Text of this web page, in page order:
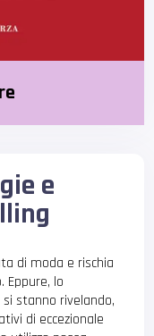
e
di moda e rischia
Eppure, lo
stanno rivelando,
di eccezionale